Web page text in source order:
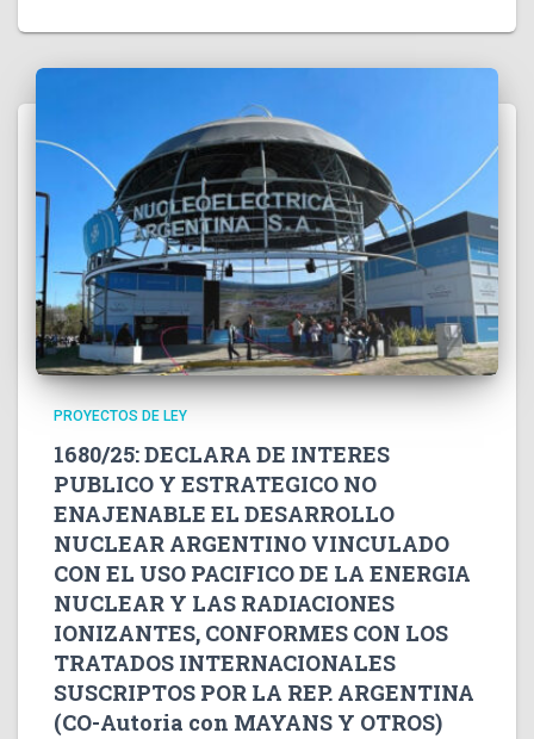
PROYECTOS DE LEY
1680/25: DECLARA DE INTERES
PUBLICO Y ESTRATEGICO NO
ENAJENABLE EL DESARROLLO
NUCLEAR ARGENTINO VINCULADO
CON EL USO PACIFICO DE LA ENERGIA
NUCLEAR Y LAS RADIACIONES
IONIZANTES, CONFORMES CON LOS
TRATADOS INTERNACIONALES
SUSCRIPTOS POR LA REP. ARGENTINA
(CO-Autoria con MAYANS Y OTROS)